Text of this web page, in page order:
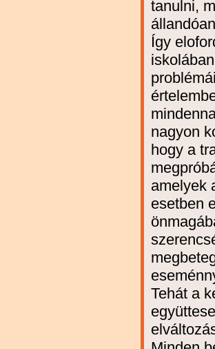
tanulni,
Így
nagyon
hogy a
amelyek
esetben
Tehát a